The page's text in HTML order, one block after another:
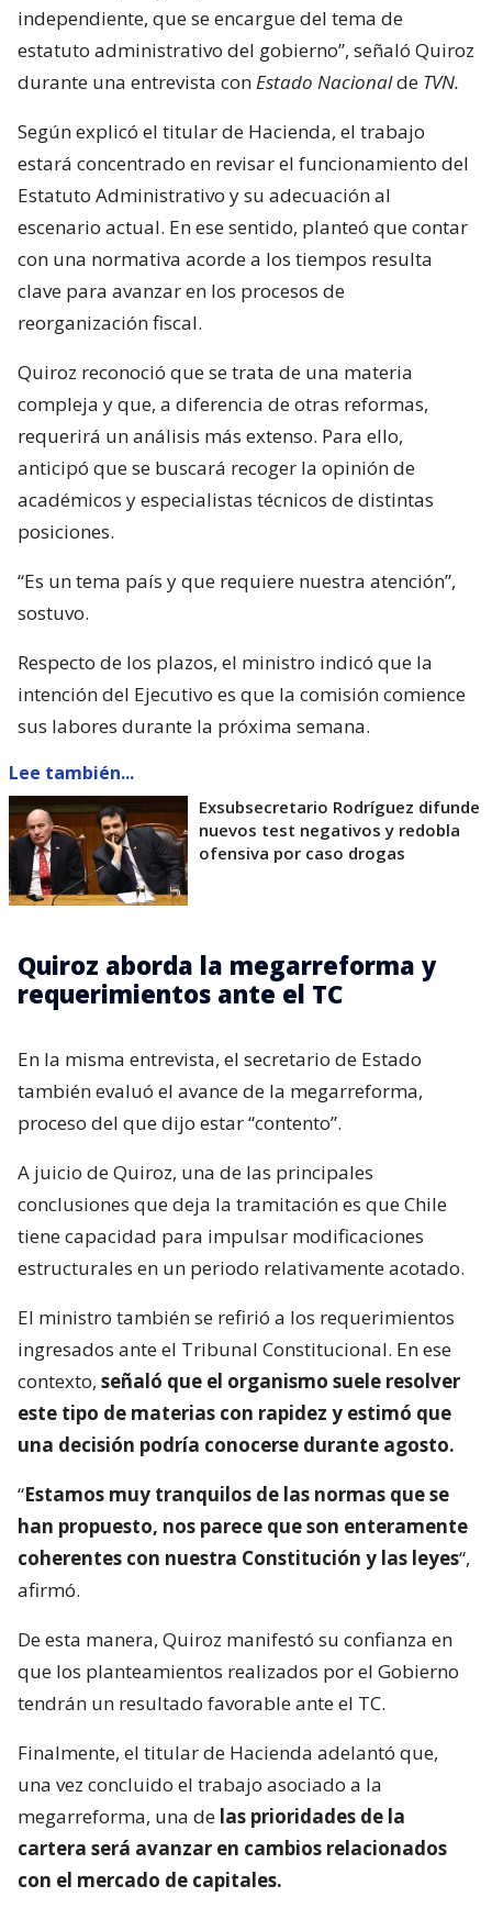
independiente, que se encargue del tema de
estatuto administrativo del gobierno”, señaló Quiroz
durante una entrevista con Estado Nacionalde TVN.
Según explicó el titular de Hacienda, el trabajo
estará concentrado en revisar el funcionamiento del
Estatuto Administrativo y su adecuación al
escenario actual. En ese sentido, planteó que contar
con una normativa acorde a los tiempos resulta
clave para avanzar en los procesos de
reorganización fiscal.
Quiroz reconoció que se trata de una materia
compleja y que, a diferencia de otras reformas,
requerirá un análisis más extenso. Para ello,
anticipó que se buscará recoger la opinión de
académicos y especialistas técnicos de distintas
posiciones.
“Es un tema país y que requiere nuestra atención”,
sostuvo.
Respecto de los plazos, el ministro indicó que la
intención del Ejecutivo es que la comisión comience
sus labores durante la próxima semana.
Lee también...
Exsubsecretario Rodríguez difunde
nuevos test negativos y redobla
ofensiva por caso drogas
Quiroz aborda la megarreforma y
requerimientos ante el TC
En la misma entrevista, el secretario de Estado
también evaluó el avance de la megarreforma,
proceso del que dijo estar “contento”.
A juicio de Quiroz, una de las principales
conclusiones que deja la tramitación es que Chile
tiene capacidad para impulsar modificaciones
estructurales en un periodo relativamente acotado.
El ministro también se refirió a los requerimientos
ingresados ante el Tribunal Constitucional. En ese
contexto, señaló que el organismo suele resolver
este tipo de materias con rapidez y estimó que
una decisión podría conocerse durante agosto.
“Estamos muy tranquilos de las normas que se
han propuesto, nos parece que son enteramente
coherentes con nuestra Constitución y las leyes“,
afirmó.
De esta manera, Quiroz manifestó su confianza en
que los planteamientos realizados por el Gobierno
tendrán un resultado favorable ante el TC.
Finalmente, el titular de Hacienda adelantó que,
una vez concluido el trabajo asociado a la
megarreforma, una de las prioridades de la
cartera será avanzar en cambios relacionados
con el mercado de capitales.